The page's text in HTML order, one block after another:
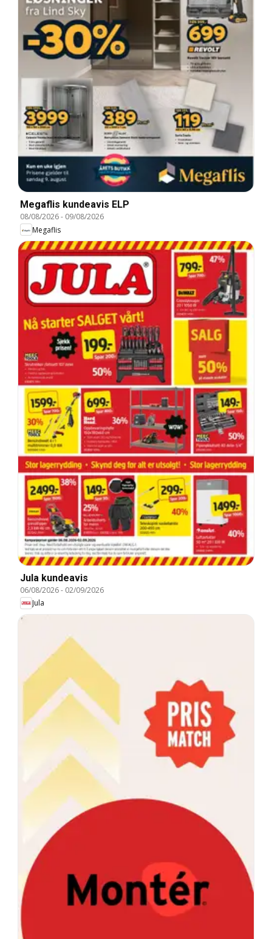
Megaflis kundeavis ELP
08/08/2026- 09/08/2026
Megaflis
Jula kundeavis
06/08/2026- 02/09/2026
Jula